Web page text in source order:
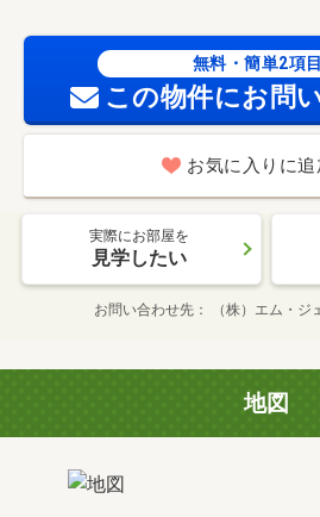
無料・簡単2項
この物件にお問
お気に入りに追
実際にお部屋を
見学したい
お問い合わせ先 （株）エム・
地図